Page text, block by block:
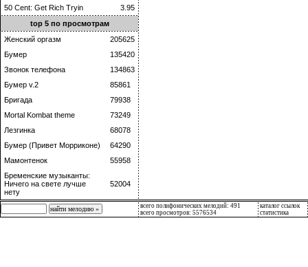
50 Cent: Get Rich Tryin
3.95
top 5 по просмотрам
Женский оргазм
205625
Бумер
135420
Звонок телефона
134863
Бумер v.2
85861
Бригада
79938
Mortal Kombat theme
73249
Лезгинка
68078
Бумер (Привет Морриконе)
64290
Мамонтенок
55958
Бременские музыканты:
Ничего на свете лучше
нету
52004
всего полифонических мелодий: 491
всего просмотров: 5576534
каталог ссылок
статистика